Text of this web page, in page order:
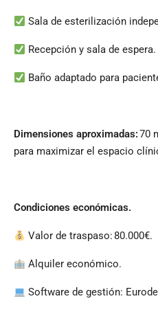
Sala de esterilización
Recepción y sala de espera.
Baño adaptado para
Dimensiones aproximadas:70
para maximizar el espacio
Condiciones económicas.
Valor de traspaso: 80.000€.
Alquiler económico.
Software de gestión: